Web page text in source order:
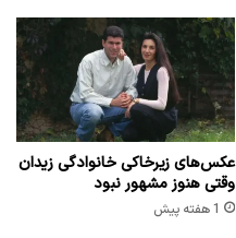
عکس‌های زیرخاکی خانوادگی زیدان
وقتی هنوز مشهور نبود
1 هفته پیش